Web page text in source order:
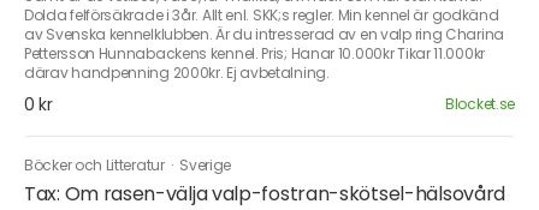
Dolda felförsäkrade i 3år. Allt enl. SKK;s regler. Min kennel är godkänd
av Svenska kennelklubben. Är du intresserad av en valp ring Charina
Pettersson Hunnabackens kennel. Pris; Hanar 10.000kr Tikar 11.000kr
därav handpenning 2000kr. Ej avbetalning.
0 kr Blocket.se
Böcker och Litteratur · Sverige
Tax: Om rasen-välja valp-fostran-skötsel-hälsovård